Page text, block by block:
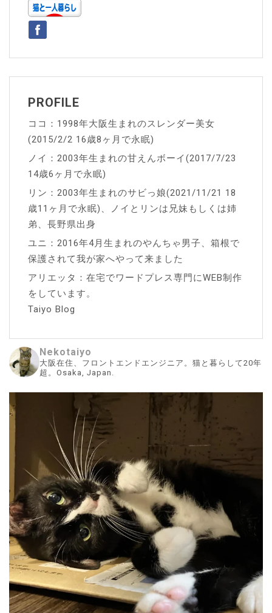
ー
シ
ョ
ン
PROFILE
ココ：1998年大阪生まれのスレンダー美女
(2015/2/2 16歳8ヶ月で永眠)
ノイ：2003年生まれの甘えんボーイ(2017/7/23
14歳6ヶ月で永眠)
リン：2003年生まれのサビっ娘(2021/11/21 18
歳11ヶ月で永眠)、ノイとリンは兄妹もしくは姉
弟、長野県出身
ユニ：2016年4月生まれのやんちゃ男子、箱根で
保護されて我が家へやって来ました
アリエッタ：在宅でワードプレス専門にWEB制作
をしています。
Taiyo Blog
Nekotaiyo
大阪在住、フロントエンドエンジニア。猫と暮らして20年
超。Osaka, Japan.